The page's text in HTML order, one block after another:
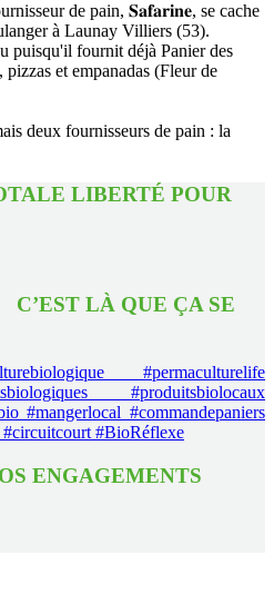
de pain, 𝐒𝐚𝐟𝐚𝐫𝐢𝐧𝐞, se cache
à Launay Villiers (53).
puisqu'il fournit déjà Panier des
et empanadas (Fleur de
deux fournisseurs de pain : la
LIBERTÉ POUR
QUE ÇA SE
!